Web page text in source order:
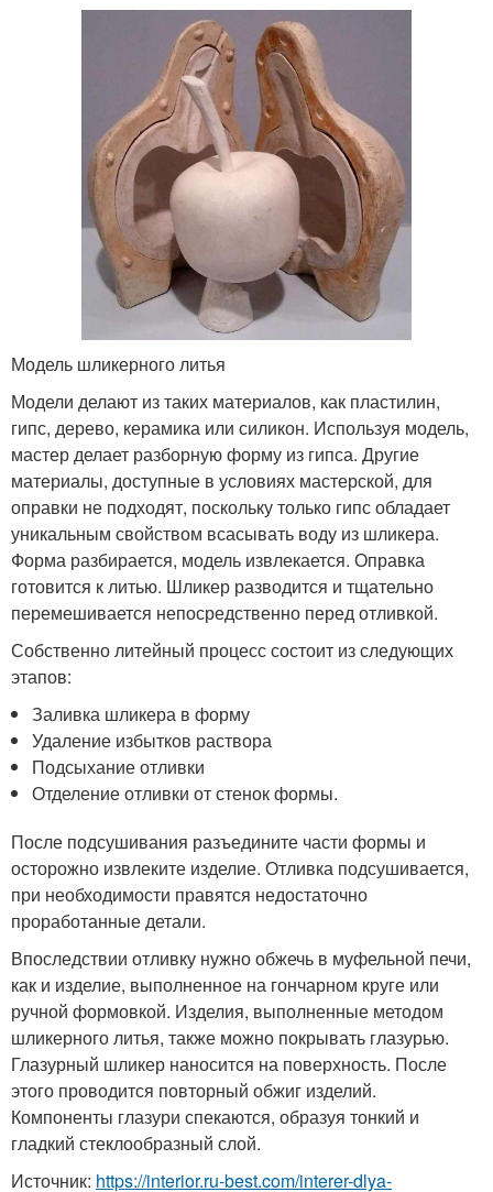
Модель шликерного литья
Модели делают из таких материалов, как пластилин,
гипс, дерево, керамика или силикон. Используя модель,
мастер делает разборную форму из гипса. Другие
материалы, доступные в условиях мастерской, для
оправки не подходят, поскольку только гипс обладает
уникальным свойством всасывать воду из шликера.
Форма разбирается, модель извлекается. Оправка
готовится к литью. Шликер разводится и тщательно
перемешивается непосредственно перед отливкой.
Собственно литейный процесс состоит из следующих
этапов:
Заливка шликера в форму
Удаление избытков раствора
Подсыхание отливки
Отделение отливки от стенок формы.
После подсушивания разъедините части формы и
осторожно извлеките изделие. Отливка подсушивается,
при необходимости правятся недостаточно
проработанные детали.
Впоследствии отливку нужно обжечь в муфельной печи,
как и изделие, выполненное на гончарном круге или
ручной формовкой. Изделия, выполненные методом
шликерного литья, также можно покрывать глазурью.
Глазурный шликер наносится на поверхность. После
этого проводится повторный обжиг изделий.
Компоненты глазури спекаются, образуя тонкий и
гладкий стеклообразный слой.
Источник: https://interior.ru-best.com/interer-dlya-